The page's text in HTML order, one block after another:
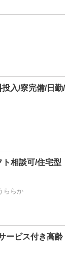
入/寮完備/日勤/
ト相談可/住宅型
ららか
ービス付き高齢